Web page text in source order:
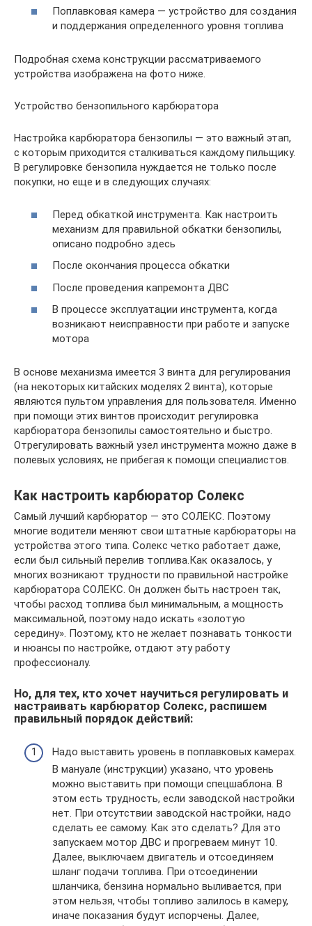
Поплавковая камера — устройство для создания
и поддержания определенного уровня топлива
Подробная схема конструкции рассматриваемого
устройства изображена на фото ниже.
Устройство бензопильного карбюратора
Настройка карбюратора бензопилы — это важный этап,
с которым приходится сталкиваться каждому пильщику.
В регулировке бензопила нуждается не только после
покупки, но еще и в следующих случаях:
Перед обкаткой инструмента. Как настроить
механизм для правильной обкатки бензопилы,
описано подробно здесь
После окончания процесса обкатки
После проведения капремонта ДВС
В процессе эксплуатации инструмента, когда
возникают неисправности при работе и запуске
мотора
В основе механизма имеется 3 винта для регулирования
(на некоторых китайских моделях 2 винта), которые
являются пультом управления для пользователя. Именно
при помощи этих винтов происходит регулировка
карбюратора бензопилы самостоятельно и быстро.
Отрегулировать важный узел инструмента можно даже в
полевых условиях, не прибегая к помощи специалистов.
Как настроить карбюратор Солекс
Самый лучший карбюратор — это СОЛЕКС. Поэтому
многие водители меняют свои штатные карбюраторы на
устройства этого типа. Солекс четко работает даже,
если был сильный перелив топлива.Как оказалось, у
многих возникают трудности по правильной настройке
карбюратора СОЛЕКС. Он должен быть настроен так,
чтобы расход топлива был минимальным, а мощность
максимальной, поэтому надо искать «золотую
середину». Поэтому, кто не желает познавать тонкости
и нюансы по настройке, отдают эту работу
профессионалу.
Но, для тех, кто хочет научиться регулировать и
настраивать карбюратор Солекс, распишем
правильный порядок действий:
Надо выставить уровень в поплавковых камерах.
В мануале (инструкции) указано, что уровень
можно выставить при помощи спецшаблона. В
этом есть трудность, если заводской настройки
нет. При отсутствии заводской настройки, надо
сделать ее самому. Как это сделать? Для это
запускаем мотор ДВС и прогреваем минут 10.
Далее, выключаем двигатель и отсоединяем
шланг подачи топлива. При отсоединении
шланчика, бензина нормально выливается, при
этом нельзя, чтобы топливо залилось в камеру,
иначе показания будут испорчены. Далее,